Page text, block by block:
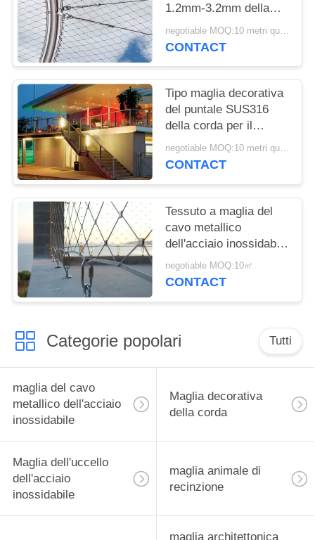
1.2mm-3.2mm della
corda di Yuntong con
superficie regolare
negotiable MOQ:10 metri quadrati
CONTACT
Tipo maglia decorativa
del puntale SUS316
della corda per il
ristorante dell'hotel o il
centro commerciale
negotiable MOQ:10 metri quadrati
CONTACT
Tessuto a maglia del
cavo metallico
dell'acciaio inossidabile
316, maglia della corda
del metallo di forma del
negotiable MOQ:10㎡
CONTACT
Categorie popolari Tutti
maglia del cavo
metallico dell'acciaio
inossidabile
Maglia decorativa
della corda
Maglia dell'uccello
dell'acciaio
inossidabile
maglia animale di
recinzione
maglia architettonica